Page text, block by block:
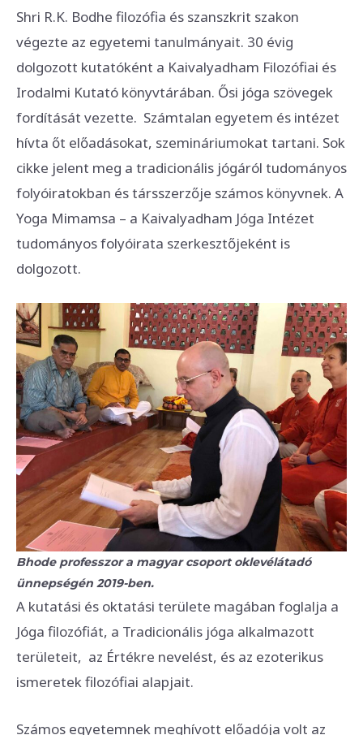
Shri R.K. Bodhe filozófia és szanszkrit szakon
végezte az egyetemi tanulmányait. 30 évig
dolgozott kutatóként a Kaivalyadham Filozófiai és
Irodalmi Kutató könyvtárában. Ősi jóga szövegek
fordítását vezette. Számtalan egyetem és intézet
hívta őt előadásokat, szemináriumokat tartani. Sok
cikke jelent meg a tradicionális jógáról tudományos
folyóiratokban és társszerzője számos könyvnek. A
Yoga Mimamsa – a Kaivalyadham Jóga Intézet
tudományos folyóirata szerkesztőjeként is
dolgozott.
Bhode professzor a magyar csoport oklevélátadó
ünnepségén 2019-ben.
A kutatási és oktatási területe magában foglalja a
Jóga filozófiát, a Tradicionális jóga alkalmazott
területeit, az Értékre nevelést, és az ezoterikus
ismeretek filozófiai alapjait.
Számos egyetemnek meghívott előadója volt az